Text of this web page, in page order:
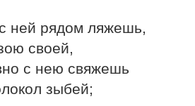
ней рядом ляжешь,
своей,
с нею свяжешь
зыбей;